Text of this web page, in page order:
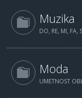
Muzika
DO, RE, MI, FA,
Moda
UMETNOST